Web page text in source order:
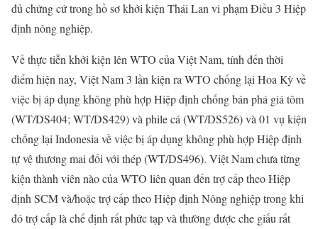
đủ chứng cứ trong hồ sơ khởi kiện Thái Lan vi phạm Điều 3 Hiệp
định nông nghiệp.
Về thực tiễn khởi kiện lên WTO của Việt Nam, tính đến thời
điểm hiện nay, Việt Nam 3 lần kiện ra WTO chống lại Hoa Kỳ về
việc bị áp dụng không phù hợp Hiệp định chống bán phá giá tôm
(WT/DS404; WT/DS429) và phile cá (WT/DS526) và 01 vụ kiện
chống lại Indonesia về việc bị áp dụng không phù hợp Hiệp định
tự vệ thương mai đối với thép (WT/DS496). Việt Nam chưa từng
kiện thành viên nào của WTO liên quan đến trợ cấp theo Hiệp
định SCM và/hoặc trợ cấp theo Hiệp định Nông nghiệp trong khi
đó trợ cấp là chế định rất phức tạp và thường được che giấu rất